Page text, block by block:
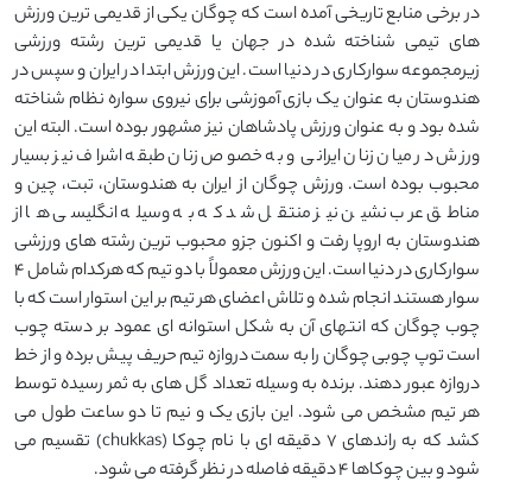
در برخی منابع تاریخی آمده است که چوگان یکی از قدیمی ترین ورزش
های تیمی شناخته شده در جهان یا قدیمی ترین رشته ورزشی
زیرمجموعه سوارکاری در دنیا است. این ورزش ابتدا در ایران و سپس در
هندوستان به عنوان یک بازی آموزشی برای نیروی سواره نظام شناخته
شده بود و به عنوان ورزش پادشاهان نیز مشهور بوده است. البته این
ورزش در میان زنان ایرانی و به خصوص زنان طبقه اشراف نیز بسیار
محبوب بوده است. ورزش چوگان از ایران به هندوستان، تبت، چین و
مناطق عرب نشین نیز منتقل شد که به وسیله انگلیسی ها از
هندوستان به اروپا رفت و اکنون جزو محبوب ترین رشته های ورزشی
سوارکاری در دنیا است. این ورزش معمولاً با دو تیم که هرکدام شامل ۴
سوار هستند انجام شده و تلاش اعضای هر تیم بر این استوار است که با
چوب چوگان که انتهای آن به شکل استوانه ای عمود بر دسته چوب
است توپ چوبی چوگان را به سمت دروازه تیم حریف پیش برده و از خط
دروازه عبور دهند. برنده به وسیله تعداد گل های به ثمر رسیده توسط
هر تیم مشخص می شود. این بازی یک و نیم تا دو ساعت طول می
کشد که به راندهای ۷ دقیقه ای با نام چوکا (chukkas) تقسیم می
شود و بین چوکاها 4 دقیقه فاصله در نظر گرفته می شود.